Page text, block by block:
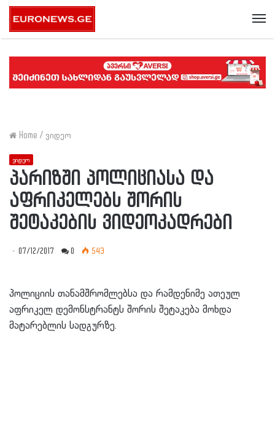
Home / ვიდეო
ვიდეო
პარიზში პოლიციასა და
აფრიკელებს შორის
შეტაკების ვიდეოკადრები
07/12/2017 0 543
პოლიციის თანამშრომლებსა და რამდენიმე ათეულ
აფრიკელ დემონსტრანტს შორის შეტაკება მოხდა
მატარებლის სადგურზე.